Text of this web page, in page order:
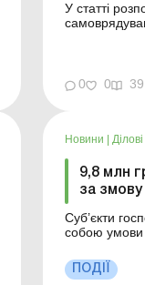
У статті
Бюджет № 40
Органи
0 0 39
Новини |
9,8 млн
за змову
Суб’єкти
собою умови
за темою: Поставка товарів державному
замовнику
ПОДІЇ